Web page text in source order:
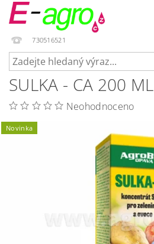
730516521
SULKA - CA 200 ML
Neohodnoceno
Novinka